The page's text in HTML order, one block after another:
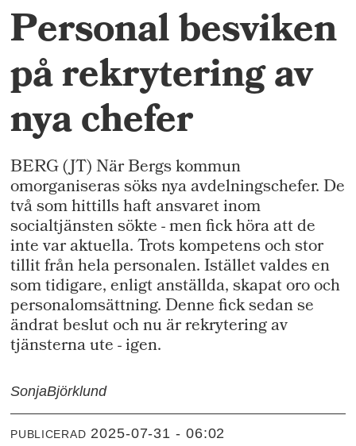
Personal besviken
på rekrytering av
nya chefer
BERG (JT) När Bergs kommun
omorganiseras söks nya avdelningschefer. De
två som hittills haft ansvaret inom
socialtjänsten sökte - men fick höra att de
inte var aktuella. Trots kompetens och stor
tillit från hela personalen. Istället valdes en
som tidigare, enligt anställda, skapat oro och
personalomsättning. Denne fick sedan se
ändrat beslut och nu är rekrytering av
tjänsterna ute - igen.
SonjaBjörklund
PUBLICERAD 2025-07-31 - 06:02